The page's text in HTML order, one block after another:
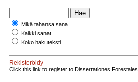
Mikä tahansa sana
Kaikki sanat
Koko hakuteksti
Rekisteröidy
Click this link to register to Dissertationes Forestales.